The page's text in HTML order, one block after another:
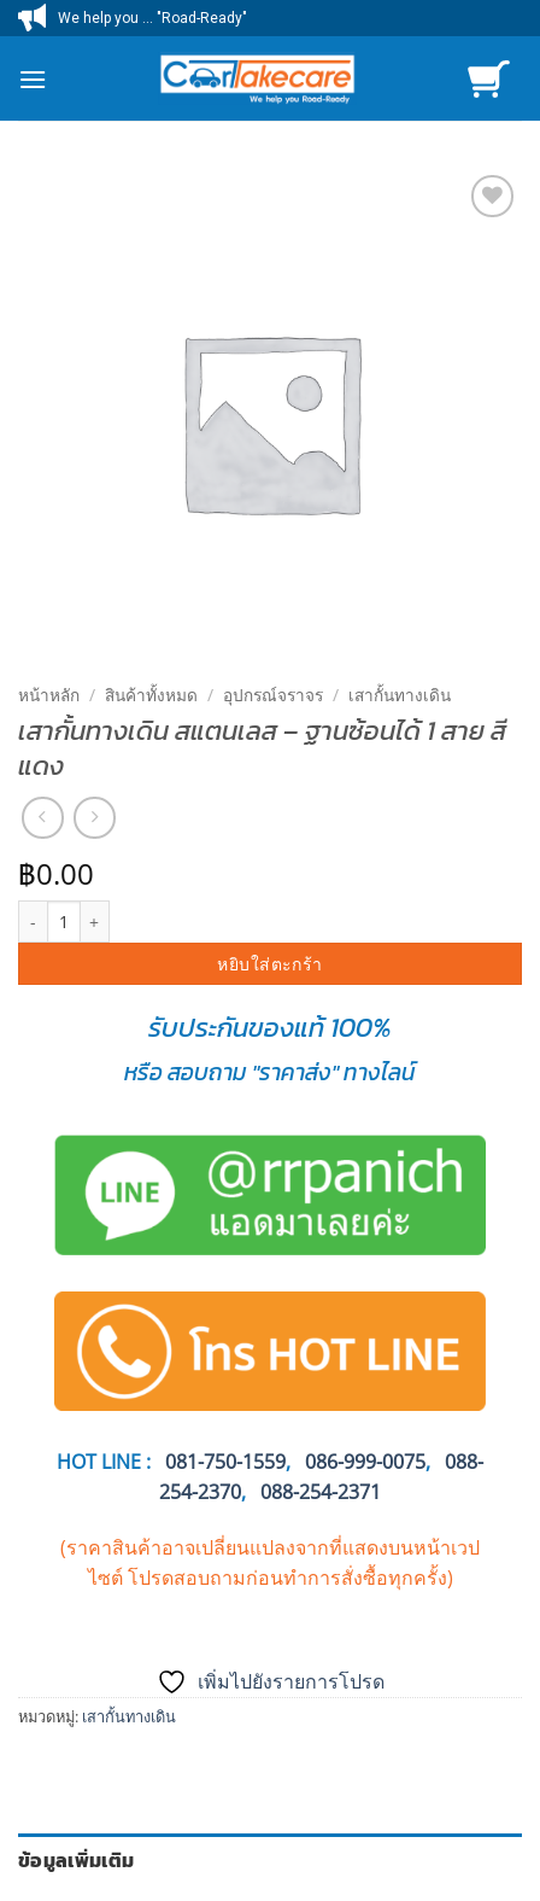
ข้าม
ไป
We help you ... "Road-Ready"
หน้าหลัก / สินค้าทั้งหมด / อุปกรณ์จราจร / เสากั้นทางเดิน
เสากั้นทางเดิน สแตนเลส – ฐานซ้อนได้ 1 สาย สี
แดง
฿0.00
จำนวน เสากั้นทางเดิน สแตนเลส - ฐานซ้อนได้ 1 สาย สีแดง ชิ้น
หยิบใส่ตะกร้า
รับประกันของแท้ 100%
หรือ สอบถาม "ราคาส่ง" ทางไลน์
HOT LINE : 081-750-1559, 086-999-0075, 088-
254-2370, 088-254-2371
(ราคาสินค้าอาจเปลี่ยนแปลงจากที่แสดงบนหน้าเวป
ไซต์โปรดสอบถามก่อนทำการสั่งซื้อทุกครั้ง)
เพิ่มไปยังรายการโปรด
หมวดหมู่: เสากั้นทางเดิน
ข้อมูลเพิ่มเติม